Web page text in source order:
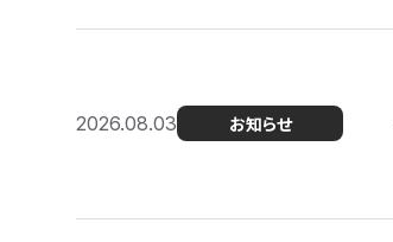
2026.08.03 お知らせ